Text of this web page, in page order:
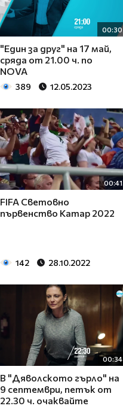
00:30
"Един за друг" на 17 май,
сряда от 21.00 ч. по
NOVA
389 12.05.2023
00:41
FIFA Световно
първенство Катар 2022
142 28.10.2022
00:34
В "Дяволското гърло" на
9 септември, петък от
22.30 ч. очаквайте